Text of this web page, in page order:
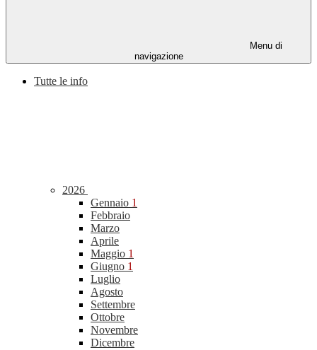
Menu di
navigazione
Tutte le info
2026
Gennaio 1
Febbraio
Marzo
Aprile
Maggio 1
Giugno 1
Luglio
Agosto
Settembre
Ottobre
Novembre
Dicembre